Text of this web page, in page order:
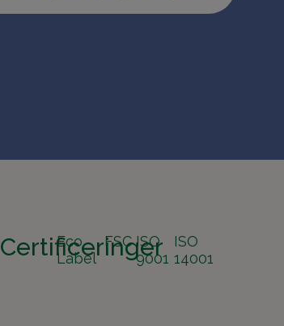
Certificeringer
Eco
Label
FSC ISO
9001
ISO
14001